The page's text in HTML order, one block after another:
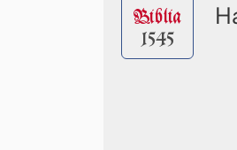
Biblia
1545